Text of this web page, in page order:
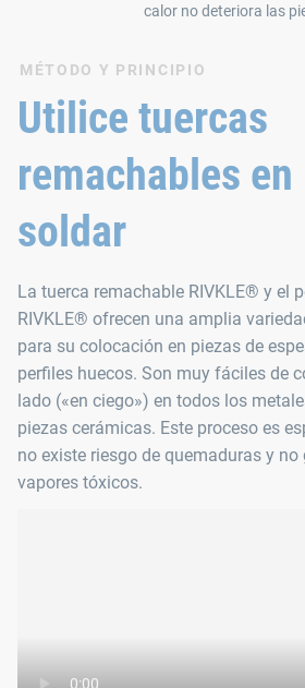
calor no deteriora las
MÉTODO Y PRINCIPIO
Utilice tuercas
remachables
soldar
La tuerca remachable RIVKLE® y el
RIVKLE® ofrecen una amplia
para su colocación en piezas de
perfiles huecos. Son muy fáciles de
lado («en ciego») en todos los
piezas cerámicas. Este proceso es
no existe riesgo de quemaduras y no
vapores tóxicos.